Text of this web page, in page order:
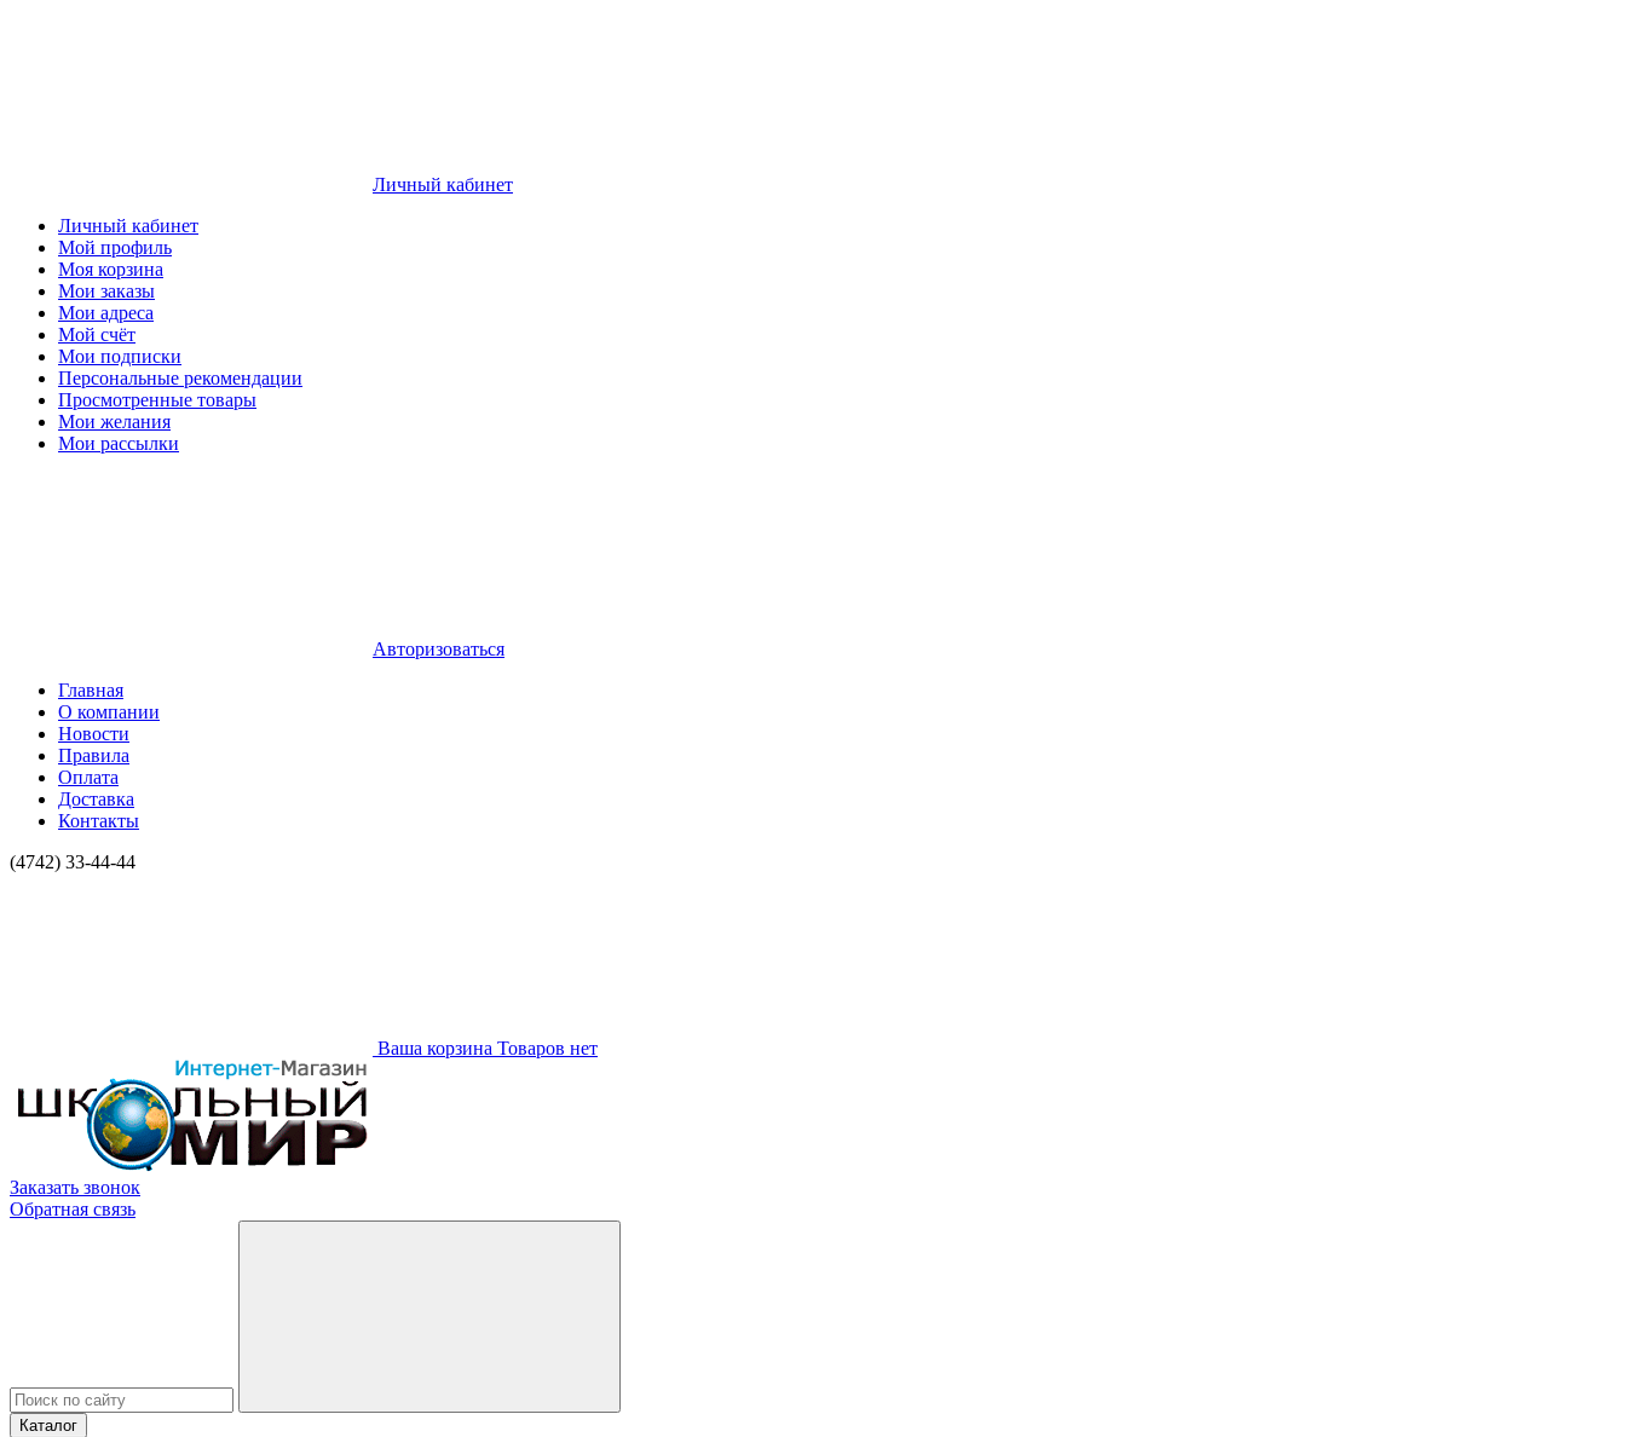
Личный кабинет
Личный кабинет
Мой профиль
Моя корзина
Мои заказы
Мои адреса
Мой счёт
Мои подписки
Персональные рекомендации
Просмотренные товары
Мои желания
Мои рассылки
Авторизоваться
Главная
О компании
Новости
Правила
Оплата
Доставка
Контакты
(4742) 33-44-44
Ваша корзина Товаров нет
Заказать звонок
Обратная связь
Каталог